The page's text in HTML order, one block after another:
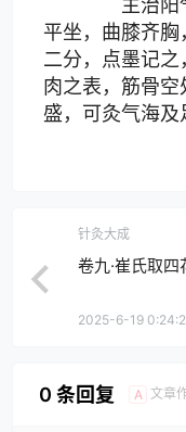
主治阳气
平坐，曲膝齐
二分，点墨记
肉之表，筋骨
盛，可灸气海及
针灸大成
卷九·崔氏取四
2025-6-19
0 条回复 A 文章